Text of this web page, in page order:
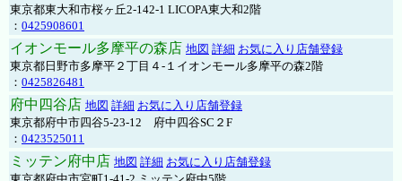
東京都東大和市桜ヶ丘2-142-1 LICOPA東大和2階
： 0425908601
イオンモール多摩平の森店 地図 詳細 お気に入り店舗登録
東京都日野市多摩平２丁目４-１イオンモール多摩平の森2階
： 0425826481
府中四谷店 地図 詳細 お気に入り店舗登録
東京都府中市四谷5-23-12 府中四谷SC２F
： 0423525011
ミッテン府中店 地図 詳細 お気に入り店舗登録